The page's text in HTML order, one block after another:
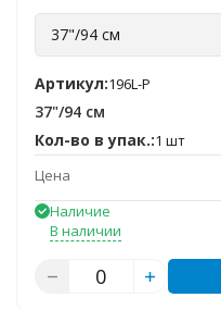
37"/94 см
Артикул:196L-P
37"/94 см
Кол-во в упак.:1 шт
Цена
Наличие
В наличии